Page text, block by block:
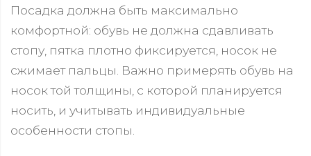
Посадка должна быть максимально
комфортной: обувь не должна сдавливать
стопу, пятка плотно фиксируется, носок не
сжимает пальцы. Важно примерять обувь на
носок той толщины, с которой планируется
носить, и учитывать индивидуальные
особенности стопы.